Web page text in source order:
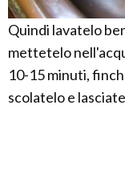
Quindi lavatelo
mettetelo
10-15 minuti,
scolatelo e